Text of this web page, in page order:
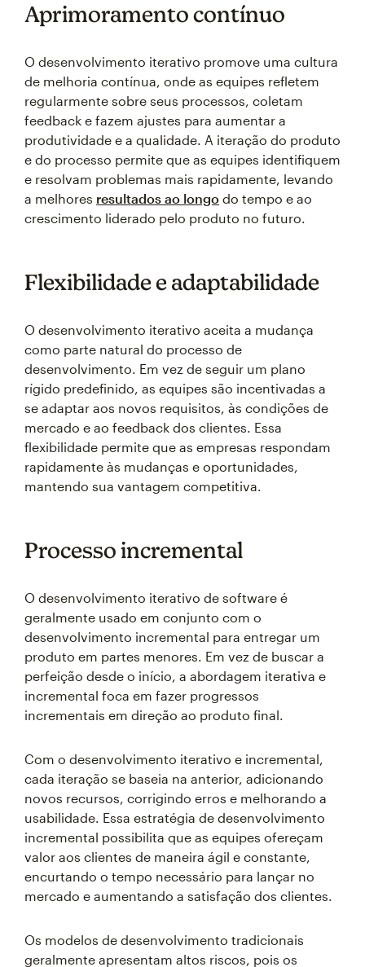
Aprimoramento contínuo
O desenvolvimento iterativo promove uma cultura
de melhoria contínua, onde as equipes refletem
regularmente sobre seus processos, coletam
feedback e fazem ajustes para aumentar a
produtividade e a qualidade. A iteração do produto
e do processo permite que as equipes identifiquem
e resolvam problemas mais rapidamente, levando
a melhores resultados ao longo do tempo e ao
crescimento liderado pelo produto no futuro.
Flexibilidade e adaptabilidade
O desenvolvimento iterativo aceita a mudança
como parte natural do processo de
desenvolvimento. Em vez de seguir um plano
rígido predefinido, as equipes são incentivadas a
se adaptar aos novos requisitos, às condições de
mercado e ao feedback dos clientes. Essa
flexibilidade permite que as empresas respondam
rapidamente às mudanças e oportunidades,
mantendo sua vantagem competitiva.
Processo incremental
O desenvolvimento iterativo de software é
geralmente usado em conjunto com o
desenvolvimento incremental para entregar um
produto em partes menores. Em vez de buscar a
perfeição desde o início, a abordagem iterativa e
incremental foca em fazer progressos
incrementais em direção ao produto final.
Com o desenvolvimento iterativo e incremental,
cada iteração se baseia na anterior, adicionando
novos recursos, corrigindo erros e melhorando a
usabilidade. Essa estratégia de desenvolvimento
incremental possibilita que as equipes ofereçam
valor aos clientes de maneira ágil e constante,
encurtando o tempo necessário para lançar no
mercado e aumentando a satisfação dos clientes.
Os modelos de desenvolvimento tradicionais
geralmente apresentam altos riscos, pois os